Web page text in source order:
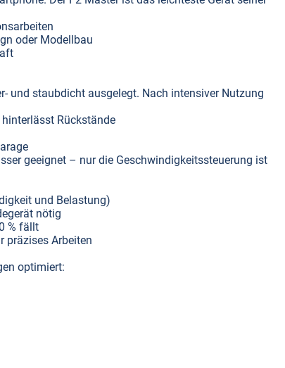
oder Modellbau
und staubdicht ausgelegt. Nach intensiver Nutzung
Rückstände
geeignet – nur die Geschwindigkeitssteuerung ist
und Belastung)
nötig
% fällt
präzises Arbeiten
optimiert: